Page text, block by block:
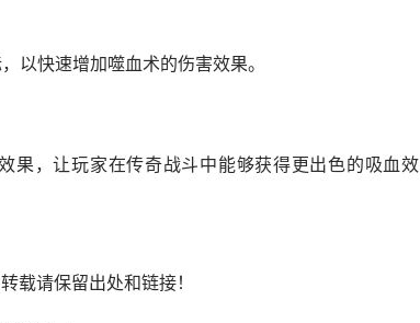
以快速增加噬血术的伤害效果。
果，让玩家在传奇战斗中能够获得更出色的吸血效
载请保留出处和链接！